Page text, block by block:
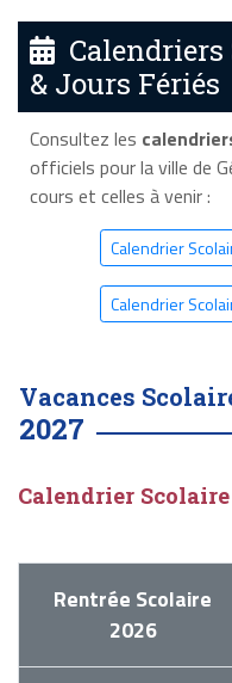
Calendriers
& Jours Fériés
Consultez les
officiels pour la ville de
cours et celles à venir :
Calendrier
Calendrier
Vacances
2027
Calendrier
Rentrée Scolaire
2026